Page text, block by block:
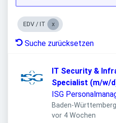
EDV / IT
Suche zurücksetzen
IT Security &
Specialist (m/w/
ISG
Baden-
Veröffentlicht
vor 4 Wochen